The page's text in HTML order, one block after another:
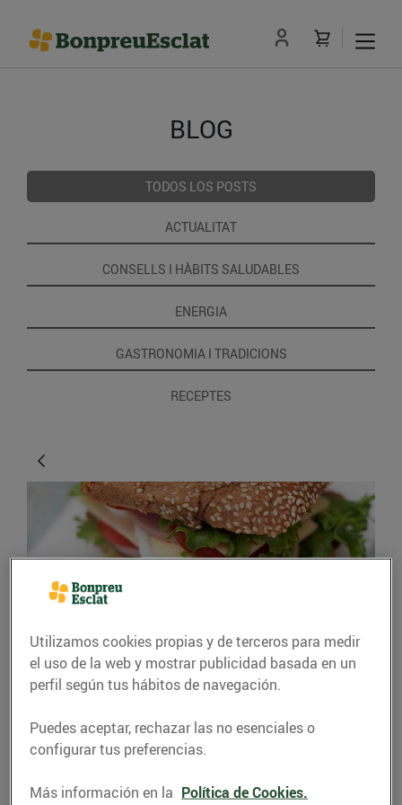
BLOG
TODOS LOS POSTS
ACTUALITAT
CONSELLS I HÀBITS SALUDABLES
ENERGIA
GASTRONOMIA I TRADICIONS
RECEPTES
CONSEJOS Y HÁBITOS SALUDABLES
El millor berenar per
sortir de l’escola amb
tota l’energia
12/septiembre/2019
Utilizamos cookies propias y de terceros para medir
el uso de la web y mostrar publicidad basada en un
perfil según tus hábitos de navegación.
Puedes aceptar, rechazar las no esenciales o
configurar tus preferencias.
Más información en la Política de Cookies.